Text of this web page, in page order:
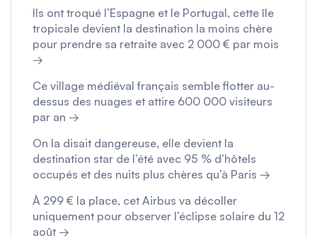
Ils ont troqué l’Espagne et le Portugal, cette île
tropicale devient la destination la moins chère
pour prendre sa retraite avec 2 000 € par mois
→
Ce village médiéval français semble flotter au-
dessus des nuages et attire 600 000 visiteurs
par an →
On la disait dangereuse, elle devient la
destination star de l’été avec 95 % d’hôtels
occupés et des nuits plus chères qu’à Paris →
À 299 € la place, cet Airbus va décoller
uniquement pour observer l’éclipse solaire du 12
août →